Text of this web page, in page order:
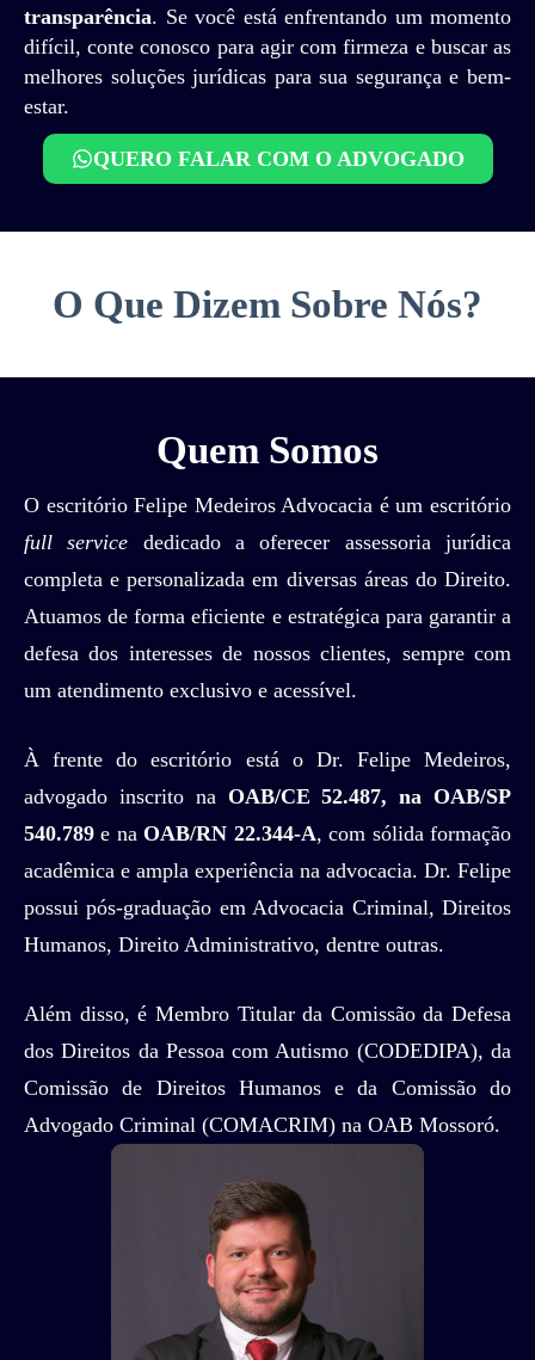
transparência. Se você está enfrentando um momento
difícil, conte conosco para agir com firmeza e buscar as
melhores soluções jurídicas para sua segurança e bem-
estar.
QUERO FALAR COM O ADVOGADO
O Que Dizem Sobre Nós?
Quem Somos
O escritório Felipe Medeiros Advocacia é um escritório
full service dedicado a oferecer assessoria jurídica
completa e personalizada em diversas áreas do Direito.
Atuamos de forma eficiente e estratégica para garantir a
defesa dos interesses de nossos clientes, sempre com
um atendimento exclusivo e acessível.
À frente do escritório está o Dr. Felipe Medeiros,
advogado inscrito na OAB/CE 52.487, na OAB/SP
540.789e na OAB/RN 22.344-A, com sólida formação
acadêmica e ampla experiência na advocacia. Dr. Felipe
possui pós-graduação em Advocacia Criminal, Direitos
Humanos, Direito Administrativo, dentre outras.
Além disso, é Membro Titular da Comissão da Defesa
dos Direitos da Pessoa com Autismo (CODEDIPA), da
Comissão de Direitos Humanos e da Comissão do
Advogado Criminal (COMACRIM) na OAB Mossoró.